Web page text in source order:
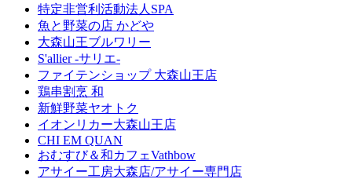
特定非営利活動法人SPA
魚と野菜の店 かどや
大森山王ブルワリー
S'allier -サリエ-
ファイテンショップ 大森山王店
鶏串割烹 和
新鮮野菜ヤオトク
イオンリカー大森山王店
CHI EM QUAN
おむすび＆和カフェVathbow
アサイー工房大森店/アサイー専門店